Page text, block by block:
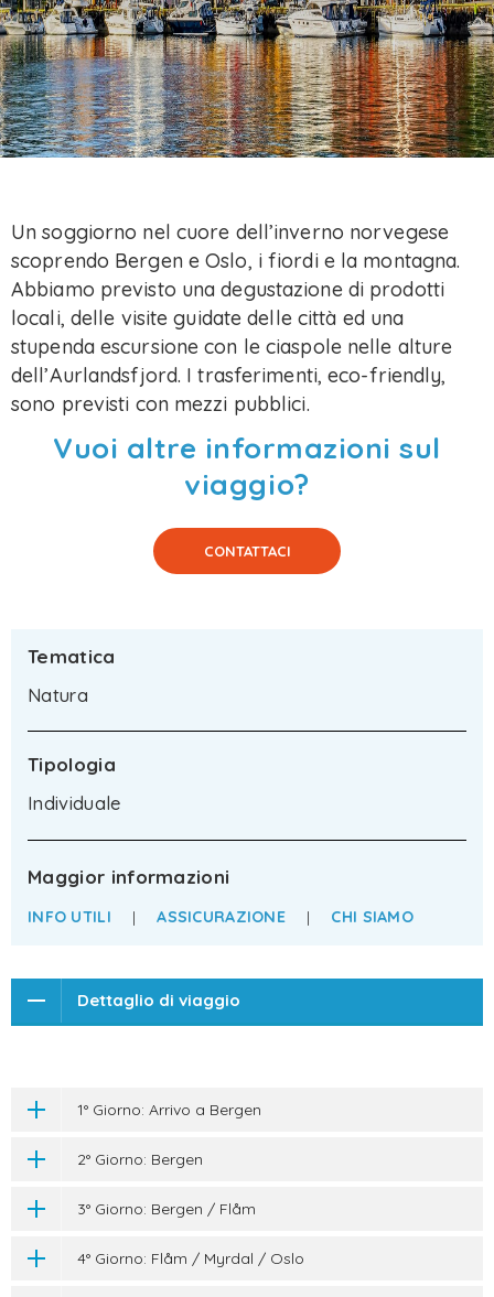
Un soggiorno nel cuore dell’inverno norvegese
scoprendo Bergen e Oslo, i fiordi e la montagna.
Abbiamo previsto una degustazione di prodotti
locali, delle visite guidate delle città ed una
stupenda escursione con le ciaspole nelle alture
dell’Aurlandsfjord. I trasferimenti, eco-friendly,
sono previsti con mezzi pubblici.
Vuoi altre informazioni sul
viaggio?
CONTATTACI
Tematica
Natura
Tipologia
Individuale
Maggior informazioni
INFO UTILI | ASSICURAZIONE | CHI SIAMO
Dettaglio di viaggio
1° Giorno: Arrivo a Bergen
2° Giorno: Bergen
3° Giorno: Bergen / Flåm
4° Giorno: Flåm / Myrdal / Oslo